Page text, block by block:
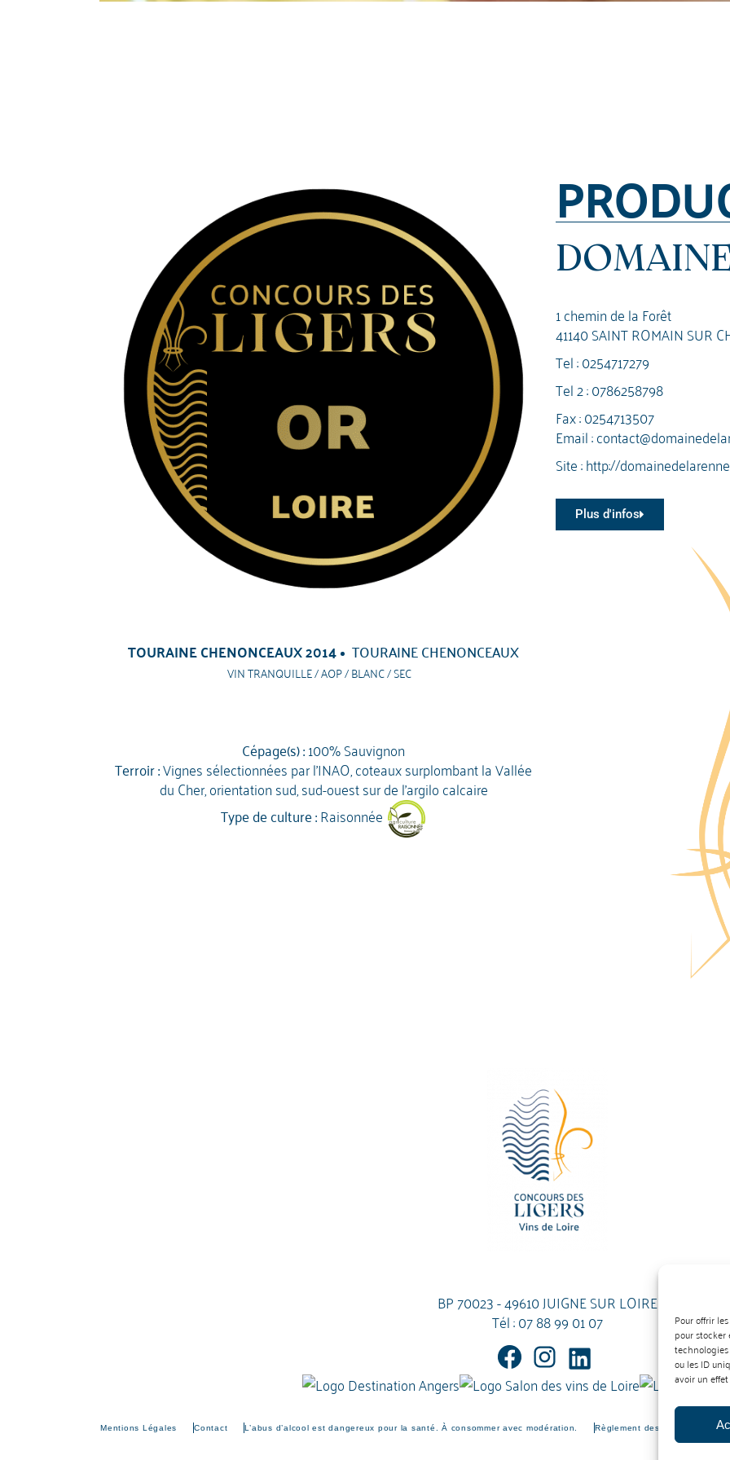
Pour offrir
pour
ou les ID
avoir un
TOURAINE CHENONCEAUX 2014 TOURAINE CHENONCEAUX
VIN TRANQUILLE / AOP / BLANC / SEC
Cépage(s) :100% Sauvignon
Terroir :Vignes sélectionnées par l'INAO, coteaux surplombant la Vallée
du Cher, orientation sud, sud-ouest sur de l'argilo calcaire
Type de culture :Raisonnée
1 chemin de la Forêt
41140 SAINT ROMAIN SUR
Tel :0254717279
Tel 2 :0786258798
Fax : 0254713507
Email :
Site :http://
Plus d'infos
BP 70023 - 49610 JUIGNE SUR LOIRE
Tél :07 88 99 01 07
Mentions Légales Contact L’abus d’alcool est dangereux pour la santé. À consommer avec modération. Règlement des vins